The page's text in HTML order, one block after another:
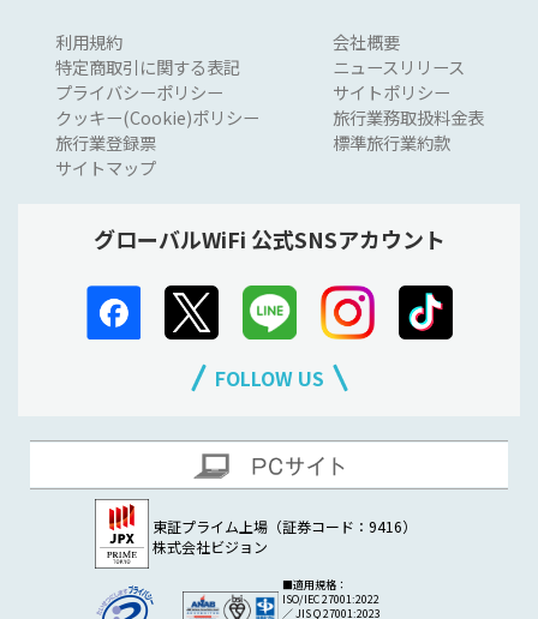
利用規約
特定商取引に関する表記
プライバシーポリシー
クッキー(Cookie)ポリシー
旅行業登録票
サイトマップ
会社概要
ニュースリリース
サイトポリシー
旅行業務取扱料金表
標準旅行業約款
グローバルWiFi 公式SNSアカウント
FOLLOW US
東証プライム上場（証券コード：9416）
株式会社ビジョン
■適用規格：
ISO/IEC 27001:2022
／ JIS Q 27001:2023